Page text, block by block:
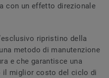
con un effetto direzionale
ripristino della
metodo di manutenzione
e che garantisce una
il miglior costo del ciclo di